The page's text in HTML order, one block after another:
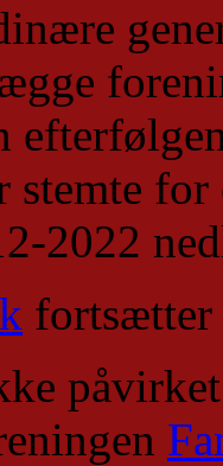
stemte
2022
fortsætter